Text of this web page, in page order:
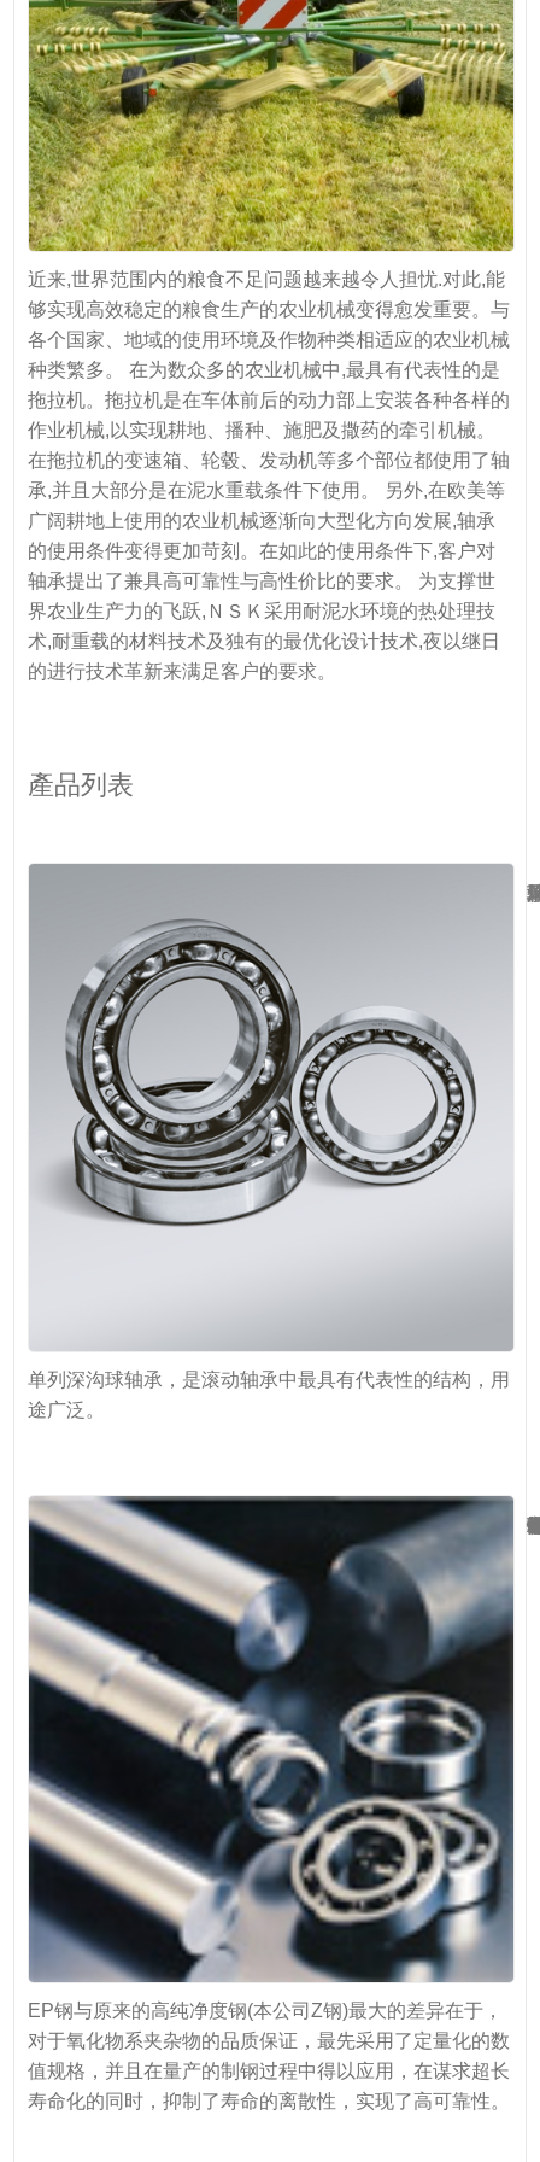
近来,世界范围内的粮食不足问题越来越令人担忧.对此,能
够实现高效稳定的粮食生产的农业机械变得愈发重要。与
各个国家、地域的使用环境及作物种类相适应的农业机械
种类繁多。 在为数众多的农业机械中,最具有代表性的是
拖拉机。拖拉机是在车体前后的动力部上安装各种各样的
作业机械,以实现耕地、播种、施肥及撒药的牵引机械。
在拖拉机的变速箱、轮毂、发动机等多个部位都使用了轴
承,并且大部分是在泥水重载条件下使用。 另外,在欧美等
广阔耕地上使用的农业机械逐渐向大型化方向发展,轴承
的使用条件变得更加苛刻。在如此的使用条件下,客户对
轴承提出了兼具高可靠性与高性价比的要求。 为支撑世
界农业生产力的飞跃,ＮＳＫ采用耐泥水环境的热处理技
术,耐重载的材料技术及独有的最优化设计技术,夜以继日
的进行技术革新来满足客户的要求。
產品列表
单列深
单列深沟球轴承，是滚动轴承中最具有代表性的结构，用
途广泛。
EP钢（
EP钢与原来的高纯净度钢(本公司Z钢)最大的差异在于，
对于氧化物系夹杂物的品质保证，最先采用了定量化的数
值规格，并且在量产的制钢过程中得以应用，在谋求超长
寿命化的同时，抑制了寿命的离散性，实现了高可靠性。